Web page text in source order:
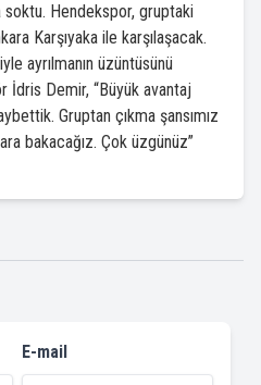
soktu. Hendekspor, gruptaki
Karşıyaka ile karşılaşacak.
ayrılmanın üzüntüsünü
İdris Demir, “Büyük avantaj
Gruptan çıkma şansımız
bakacağız. Çok üzgünüz”
E-mail